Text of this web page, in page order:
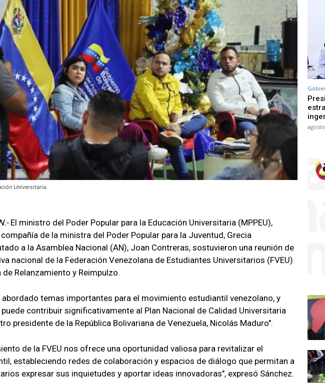
Universitaria.
El ministro del Poder Popular para la Educación Universitaria (MPPEU),
de la ministra del Poder Popular para la Juventud, Grecia
a la Asamblea Nacional (AN), Joan Contreras, sostuvieron una reunión de
nacional de la Federación Venezolana de Estudiantes Universitarios (FVEU)
Relanzamiento y Reimpulzo.
temas importantes para el movimiento estudiantil venezolano, y
contribuir significativamente al Plan Nacional de Calidad Universitaria
presidente de la República Bolivariana de Venezuela, Nicolás Maduro".
de la FVEU nos ofrece una oportunidad valiosa para revitalizar el
estableciendo redes de colaboración y espacios de diálogo que permitan a
expresar sus inquietudes y aportar ideas innovadoras", expresó Sánchez.